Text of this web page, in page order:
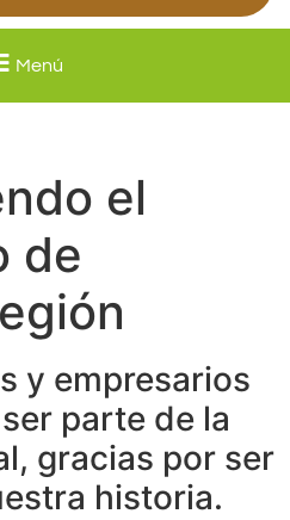
Menú
el
de
y empresarios
parte de la
gracias por ser
historia.